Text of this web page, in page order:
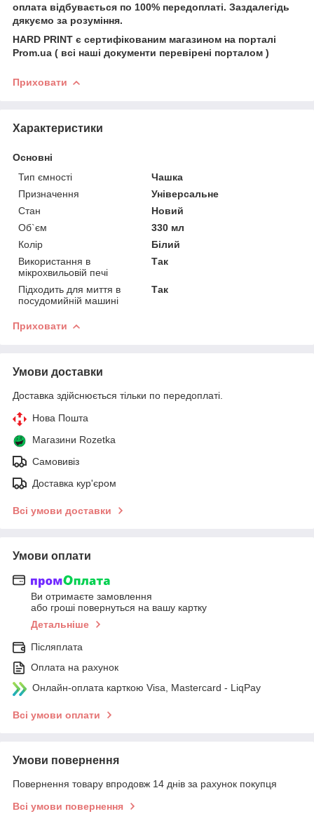
оплата відбувається по 100% передоплаті. Заздалегідь
дякуємо за розуміння.
HARD PRINT є сертифікованим магазином на порталі
Prom.ua ( всі наші документи перевірені порталом )
Приховати
Характеристики
Основні
Тип ємності
Чашка
Призначення
Універсальне
Стан
Новий
Об`єм
330 мл
Колір
Білий
Використання в
мікрохвильовій печі
Так
Підходить для миття в
посудомийній машині
Так
Приховати
Умови доставки
Доставка здійснюється тільки по передоплаті.
Нова Пошта
Магазини Rozetka
Самовивіз
Доставка кур'єром
Всі умови доставки
Умови оплати
Ви отримаєте замовлення
або гроші повернуться на вашу картку
Детальніше
Післяплата
Оплата на рахунок
Онлайн-оплата карткою Visa, Mastercard - LiqPay
Всі умови оплати
Умови повернення
Повернення товару впродовж 14 днів за рахунок покупця
Всі умови повернення